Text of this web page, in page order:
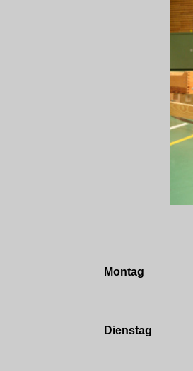
Montag
Dienstag